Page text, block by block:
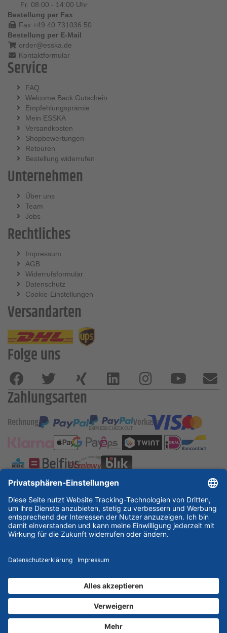
Fr. 08:00 - 14:00 Uhr
Bestellung per Fax
Fax +49 40 731036 50
Bestellung per E-Mail
order@esska.de
Kontaktformular
Service
FAQ
Welcome Back Gutschein
Empfehlungsprämie
Mein ESSKA
Versandkosten
Shopbewertungen
Retouren
Bestellung widerrufen
Unternehmen
Über uns
Team
Jobs
Rechtliches
Impressum
AGB
Widerrufsformular
Datenschutz
Cookie-Einstellungen
Versandarten
Folge uns
Zahlungsarten
Rechnung Vorkasse
ESSKA International
new
new new